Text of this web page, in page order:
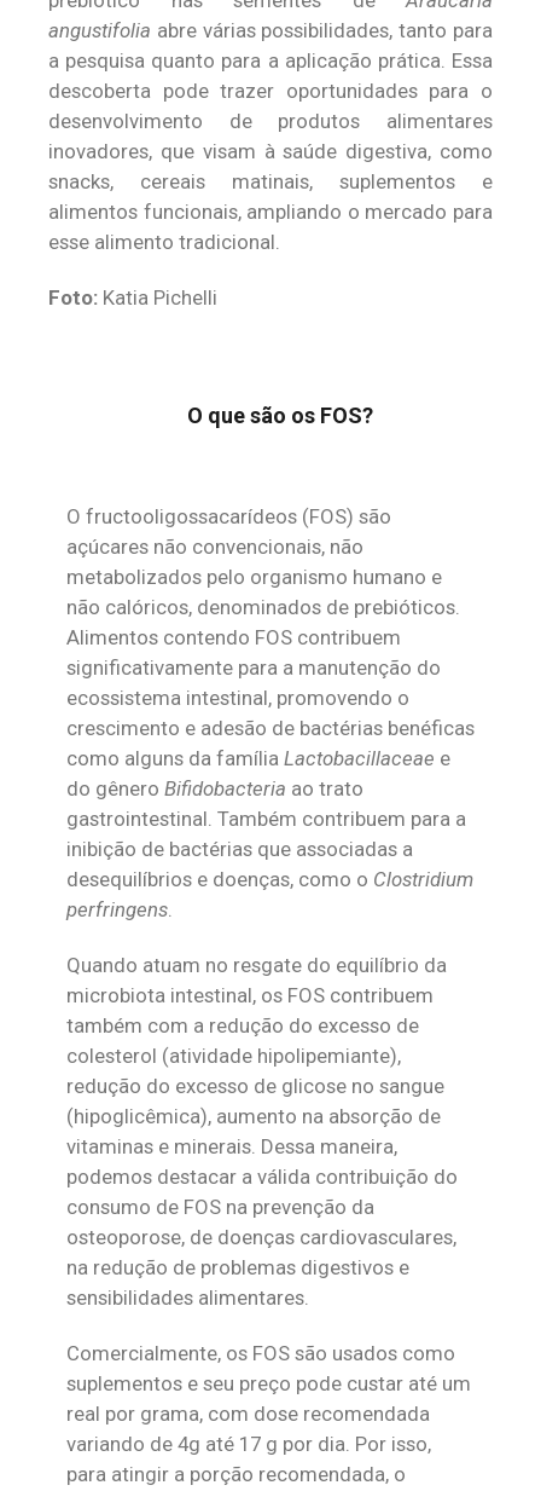
angustifolia abre várias possibilidades, tanto para
a pesquisa quanto para a aplicação prática. Essa
descoberta pode trazer oportunidades para o
desenvolvimento de produtos alimentares
inovadores, que visam à saúde digestiva, como
snacks, cereais matinais, suplementos e
alimentos funcionais, ampliando o mercado para
esse alimento tradicional.
Foto: Katia Pichelli
O que são os FOS?
O fructooligossacarídeos (FOS) são
açúcares não convencionais, não
metabolizados pelo organismo humano e
não calóricos, denominados de prebióticos.
Alimentos contendo FOS contribuem
significativamente para a manutenção do
ecossistema intestinal, promovendo o
crescimento e adesão de bactérias benéficas
como alguns da família Lactobacillaceae e
do gênero Bifidobacteria ao trato
gastrointestinal. Também contribuem para a
inibição de bactérias que associadas a
desequilíbrios e doenças, como o Clostridium
perfringens.
Quando atuam no resgate do equilíbrio da
microbiota intestinal, os FOS contribuem
também com a redução do excesso de
colesterol (atividade hipolipemiante),
redução do excesso de glicose no sangue
(hipoglicêmica), aumento na absorção de
vitaminas e minerais. Dessa maneira,
podemos destacar a válida contribuição do
consumo de FOS na prevenção da
osteoporose, de doenças cardiovasculares,
na redução de problemas digestivos e
sensibilidades alimentares.
Comercialmente, os FOS são usados como
suplementos e seu preço pode custar até um
real por grama, com dose recomendada
variando de 4g até 17 g por dia. Por isso,
para atingir a porção recomendada, o